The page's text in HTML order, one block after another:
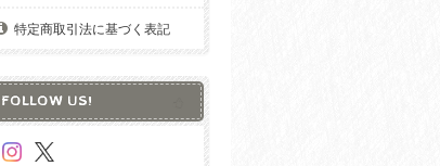
特定商取引法に基づく表記
FOLLOW US!